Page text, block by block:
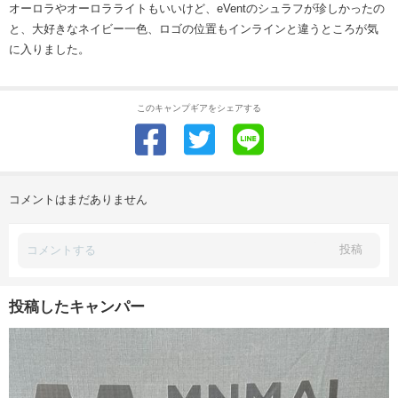
オーロラやオーロラライトもいいけど、eVentのシュラフが珍しかったの
と、大好きなネイビー一色、ロゴの位置もインラインと違うところが気
に入りました。
このキャンプギアをシェアする
コメントはまだありません
投稿
投稿したキャンパー